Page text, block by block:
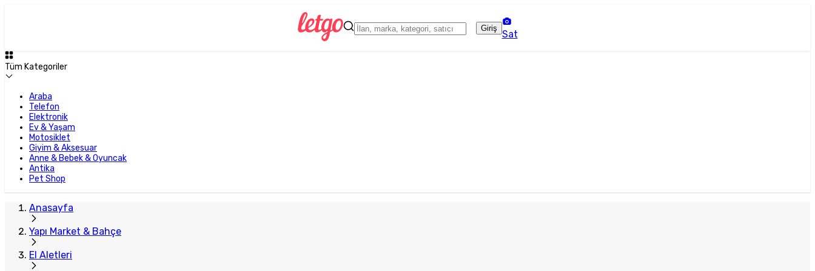
Giriş
Sat
Tüm Kategoriler
Araba
Telefon
Elektronik
Ev & Yaşam
Motosiklet
Giyim & Aksesuar
Anne & Bebek & Oyuncak
Antika
Pet Shop
Anasayfa
Yapı Market & Bahçe
El Aletleri